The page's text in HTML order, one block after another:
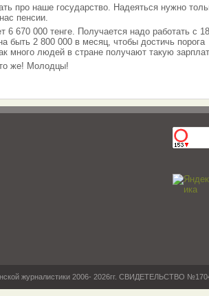
про наше государство. Надеяться нужно
пенсии.
6 670 000 тенге. Получается надо работать с
быть 2 800 000 в месяц, чтобы достичь порога
много людей в стране получают такую
же! Молодцы!
журналистики 2006- 2026гг. СВИДЕТЕЛЬСТВО